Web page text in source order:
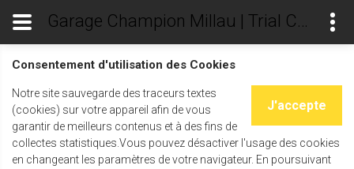
Consentement d'utilisation des Cookies
J'accepte
Notre site sauvegarde des traceurs textes
(cookies) sur votre appareil afin de vous
garantir de meilleurs contenus et à des fins de
collectes statistiques.Vous pouvez désactiver l'usage des cookies
en changeant les paramètres de votre navigateur. En poursuivant
Garage Champion Millau | Trial Champ's